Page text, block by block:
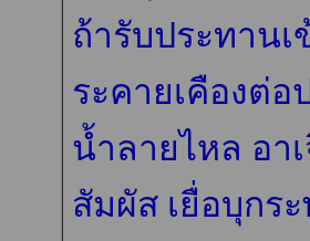
ถ้ารับประทานเ
ระคายเคืองต่อ
น้ำลายไหล อา
สัมผัส เยื่อบุกร